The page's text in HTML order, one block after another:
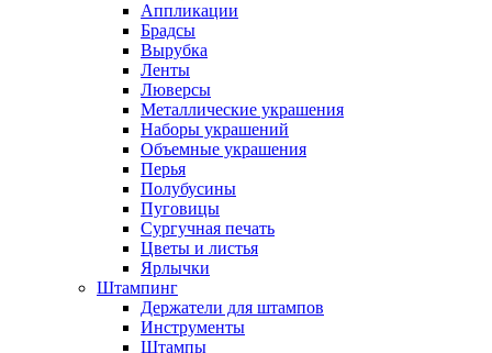
Аппликации
Брадсы
Вырубка
Ленты
Люверсы
Металлические украшения
Наборы украшений
Объемные украшения
Перья
Полубусины
Пуговицы
Сургучная печать
Цветы и листья
Ярлычки
Штампинг
Держатели для штампов
Инструменты
Штампы